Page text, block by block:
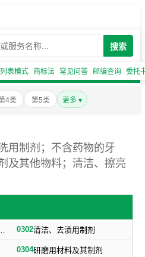
搜索
列表模式 商标法 常见问答 邮编查询 委托
4类 第5类 更多 ▾
用制剂；不含药物的牙
及其他物料；清洁、擦亮
品，洗衣用漂白剂及其他物料 0302清洁、去渍用制剂
0304研磨用材料及其制剂